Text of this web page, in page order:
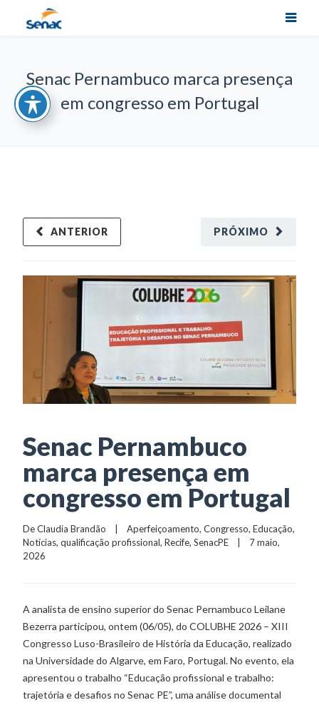
Senac Pernambuco marca presença
em congresso em Portugal
PRÓXIMO
ANTERIOR
Senac Pernambuco
marca presença em
congresso em Portugal
De Claudia Brandão
    |
Aperfeiçoamento, Congresso, Educação
Notícias, qualificação profissional, Recife, SenacPE
    |    7 maio,
2026
A analista de ensino superior do Senac Pernambuco Leilane
Bezerra participou, ontem (06/05), do COLUBHE 2026 – XIII
Congresso Luso-Brasileiro de História da Educação, realizado
na Universidade do Algarve, em Faro, Portugal. No evento, ela
apresentou o trabalho “Educação profissional e trabalho:
trajetória e desafios no Senac PE”, uma análise documental